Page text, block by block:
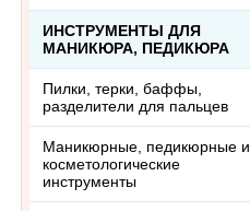
ИНСТРУМЕНТЫ ДЛЯ
МАНИКЮРА, ПЕДИКЮРА
Пилки, терки, баффы,
разделители для пальцев
Маникюрные, педикюрные и
косметологические
инструменты